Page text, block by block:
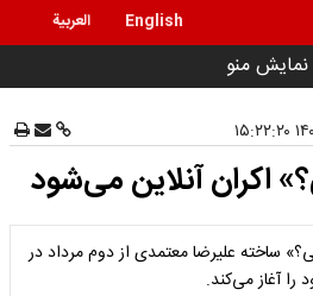
English العربية
نمایش منو
اکران آنلاین می‌شود
ساخته علیرضا معتمدی از دوم مرداد در
را آغاز می‌کند.